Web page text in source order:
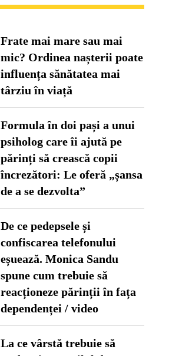
Frate mai mare sau mai
mic? Ordinea nașterii poate
influența sănătatea mai
târziu în viață
Formula în doi pași a unui
psiholog care îi ajută pe
părinți să crească copii
încrezători: Le oferă „șansa
de a se dezvolta”
De ce pedepsele și
confiscarea telefonului
eșuează. Monica Sandu
spune cum trebuie să
reacționeze părinții în fața
dependenței / video
La ce vârstă trebuie să